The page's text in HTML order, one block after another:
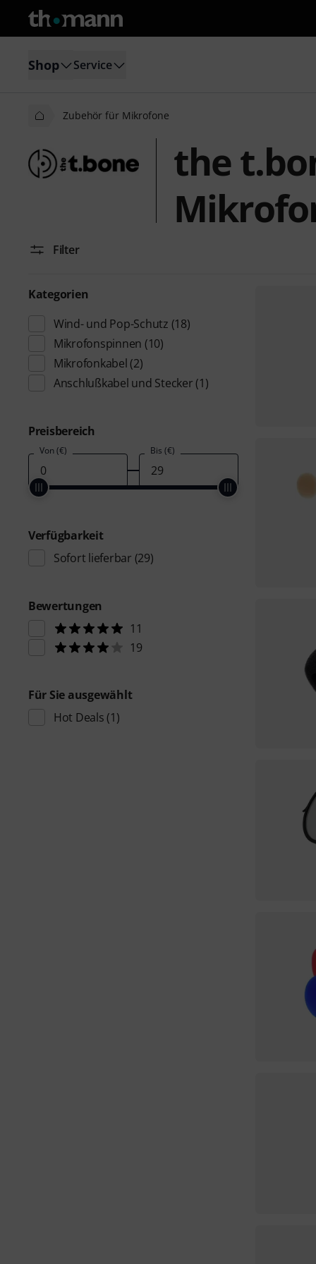
Shop Service
Zubehör für Mikrofone
the
Filter
Kategorien
Wind- und Pop-Schutz (18)
Mikrofonspinnen (10)
Mikrofonkabel (2)
Anschlußkabel und Stecker (1)
Preisbereich
Von (€) Bis (€)
Verfügbarkeit
Sofort lieferbar (29)
Bewertungen
11
19
Für Sie ausgewählt
Hot Deals (1)